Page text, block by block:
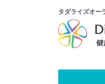
タダライズオー